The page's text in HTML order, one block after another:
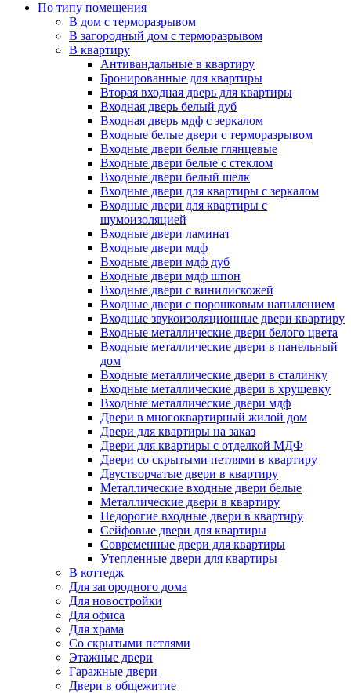
По типу помещения
В дом с терморазрывом
В загородный дом с терморазрывом
В квартиру
Антивандальные в квартиру
Бронированные для квартиры
Вторая входная дверь для квартиры
Входная дверь белый дуб
Входная дверь мдф с зеркалом
Входные белые двери с терморазрывом
Входные двери белые глянцевые
Входные двери белые с стеклом
Входные двери белый шелк
Входные двери для квартиры с зеркалом
Входные двери для квартиры с
шумоизоляцией
Входные двери ламинат
Входные двери мдф
Входные двери мдф дуб
Входные двери мдф шпон
Входные двери с винилискожей
Входные двери с порошковым напылением
Входные звукоизоляционные двери квартиру
Входные металлические двери белого цвета
Входные металлические двери в панельный
дом
Входные металлические двери в сталинку
Входные металлические двери в хрущевку
Входные металлические двери мдф
Двери в многоквартирный жилой дом
Двери для квартиры на заказ
Двери для квартиры с отделкой МДФ
Двери со скрытыми петлями в квартиру
Двустворчатые двери в квартиру
Металлические входные двери белые
Металлические двери в квартиру
Недорогие входные двери в квартиру
Сейфовые двери для квартиры
Современные двери для квартиры
Утепленные двери для квартиры
В коттедж
Для загородного дома
Для новостройки
Для офиса
Для храма
Со скрытыми петлями
Этажные двери
Гаражные двери
Двери в общежитие